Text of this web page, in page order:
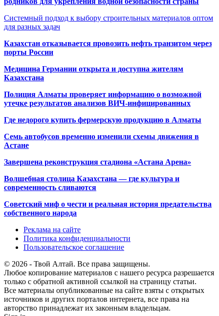
Системный подход к выбору строительных материалов оптом
для разных задач
Казахстан отказывается провозить нефть транзитом через
порты России
Медицина Германии открыта и доступна жителям
Казахстана
Полиция Алматы проверяет информацию о возможной
утечке результатов анализов ВИЧ-инфицированных
Где недорого купить фермерскую продукцию в Алматы
Семь автобусов временно изменили схемы движения в
Астане
Завершена реконструкция стадиона «Астана Арена»
Волшебная столица Казахстана — где культура и
современность сливаются
Советский миф о чести и реальная история предательства
собственного народа
Реклама на сайте
Политика конфиденциальности
Пользовательское соглашение
© 2026 - Твой Алтай. Все права защищены.
Любое копирование материалов с нашего ресурса разрешается
только с обратной активной ссылкой на страницу статьи.
Все материалы опубликованные на сайте взяты с открытых
источников и других порталов интернета, все права на
авторство принадлежат их законным владельцам.